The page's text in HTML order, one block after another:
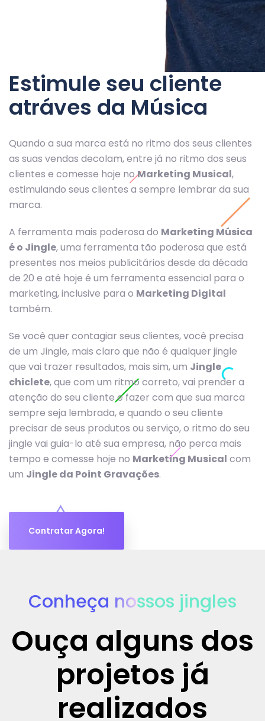
Estimule seu cliente
atráves da Música
Quando a sua marca está no ritmo dos seus clientes
as suas vendas decolam, entre já no ritmo dos seus
clientes e comesse hoje noMarketing Musical,
estimulando seus clientes a sempre lembrar da sua
marca.
A ferramenta mais poderosa do Marketing Música
é o Jingle, uma ferramenta tão poderosa que está
presentes nos meios publicitários desde da década
de 20 e até hoje é um ferramenta essencial para o
marketing, inclusive para o Marketing Digital
também.
Se você quer contagiar seus clientes, você precisa
de um Jingle, mais claro que não é qualquer jingle
que vai trazer resultados, mais sim, um Jingle
chiclete, que com um ritmo correto, vai prender a
atenção do seu cliente e fazer com que sua marca
sempre seja lembrada, e quando o seu cliente
precisar de seus produtos ou serviço, o ritmo do seu
jingle vai guia-lo até sua empresa, não perca mais
tempo e comesse hoje no Marketing Musical com
um Jingle da Point Gravações.
Contratar Agora!
Conheça nossos jingles
Ouça alguns dos
projetos já
realizados